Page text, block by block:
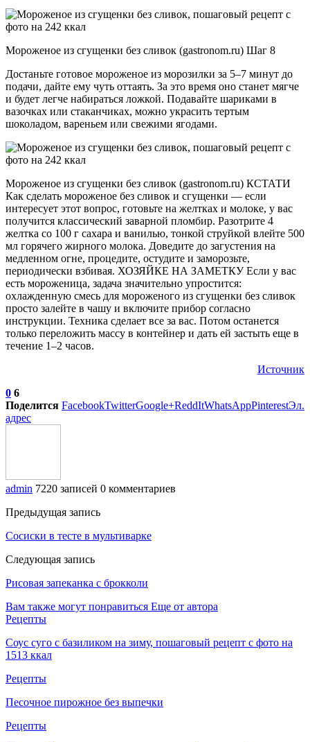
Мороженое из сгущенки без сливок (gastronom.ru) Шаг 8
Достаньте готовое мороженое из морозилки за 5–7 минут до
подачи, дайте ему чуть оттаять. За это время оно станет мягче
и будет легче набираться ложкой. Подавайте шариками в
вазочках или стаканчиках, можно украсить тертым
шоколадом, вареньем или свежими ягодами.
Мороженое из сгущенки без сливок (gastronom.ru) КСТАТИ
Как сделать мороженое без сливок и сгущенки — если
интересует этот вопрос, готовьте на желтках и молоке, у вас
получится классический заварной пломбир. Разотрите 4
желтка со 100 г сахара и ванилью, тонкой струйкой влейте 500
мл горячего жирного молока. Доведите до загустения на
медленном огне, процедите, остудите и заморозьте,
периодически взбивая. ХОЗЯЙКЕ НА ЗАМЕТКУ Если у вас
есть мороженица, задача значительно упростится:
охлажденную смесь для мороженого из сгущенки без сливок
просто залейте в чашу и включите прибор согласно
инструкции. Техника сделает все за вас. Потом останется
только переложить массу в контейнер и дать ей застыть еще в
течение 1–2 часов.
Источник
0 6
Поделится FacebookTwitterGoogle+ReddItWhatsAppPinterestЭл.
адрес
admin 7220 записей 0 комментариев
Предыдущая запись
Сосиски в тесте в мультиварке
Следующая запись
Рисовая запеканка с брокколи
Вам также могут понравиться Еще от автора
Рецепты
Соус суго с базиликом на зиму, пошаговый рецепт с фото на
1513 ккал
Рецепты
Песочное пирожное без выпечки
Рецепты